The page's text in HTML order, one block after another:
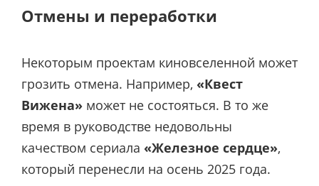
Отмены и переработки
Некоторым проектам киновселенной может
грозить отмена. Например, «Квест
Вижена» может не состояться. В то же
время в руководстве недовольны
качеством сериала «Железное сердце»,
который перенесли на осень 2025 года.